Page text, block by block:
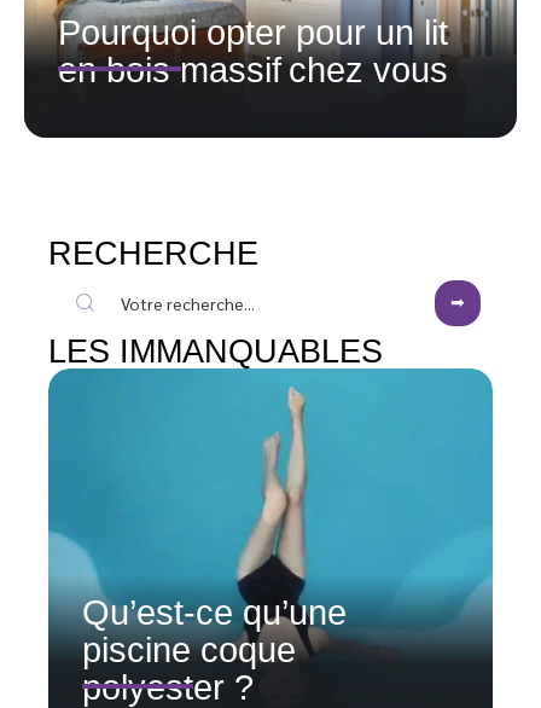
Pourquoi opter pour un lit
en bois massif chez vous
RECHERCHE
LES IMMANQUABLES
Qu’est-ce qu’une
piscine coque
polyester ?